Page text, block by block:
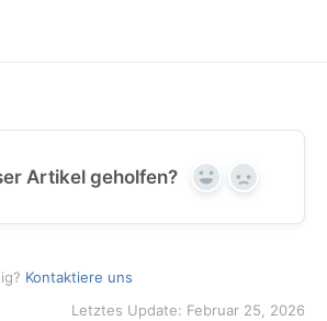
Artikel geholfen? Yes No
Kontaktiere uns
Letztes Update: Februar 25, 2026